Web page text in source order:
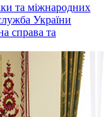
та міжнародних
України
справа та